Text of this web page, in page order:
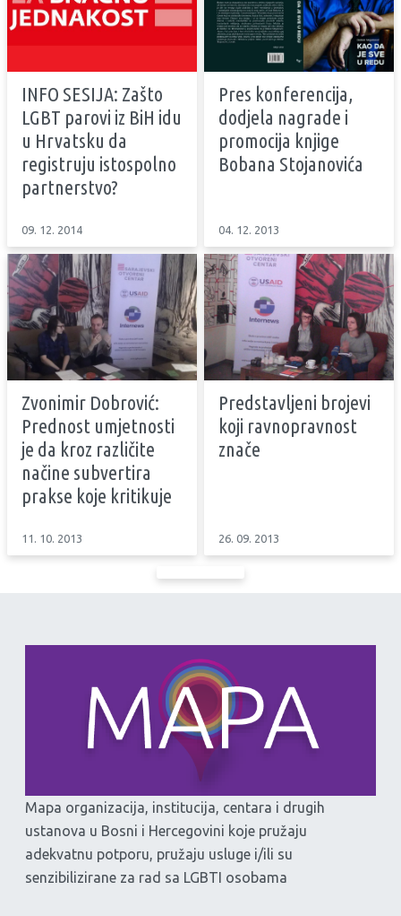
INFO SESIJA: Zašto
LGBT parovi iz BiH idu
u Hrvatsku da
registruju istospolno
partnerstvo?
09. 12. 2014
Pres konferencija,
dodjela nagrade i
promocija knjige
Bobana Stojanovića
04. 12. 2013
Zvonimir Dobrović:
Prednost umjetnosti
je da kroz različite
načine subvertira
prakse koje kritikuje
11. 10. 2013
Predstavljeni brojevi
koji ravnopravnost
znače
26. 09. 2013
Mapa organizacija, institucija, centara i drugih
ustanova u Bosni i Hercegovini koje pružaju
adekvatnu potporu, pružaju usluge i/ili su
senzibilizirane za rad sa LGBTI osobama